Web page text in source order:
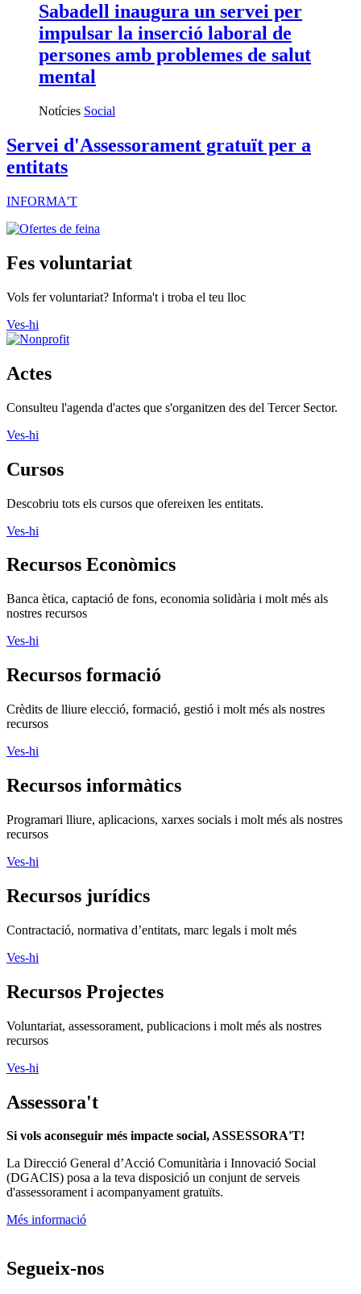
Sabadell inaugura un servei per
impulsar la inserció laboral de
persones amb problemes de salut
mental
Notícies Social
Servei d'Assessorament gratuït per a
entitats
INFORMA'T
Fes voluntariat
Vols fer voluntariat? Informa't i troba el teu lloc
Ves-hi
Actes
Consulteu l'agenda d'actes que s'organitzen des del Tercer Sector.
Ves-hi
Cursos
Descobriu tots els cursos que ofereixen les entitats.
Ves-hi
Recursos Econòmics
Banca ètica, captació de fons, economia solidària i molt més als
nostres recursos
Ves-hi
Recursos formació
Crèdits de lliure elecció, formació, gestió i molt més als nostres
recursos
Ves-hi
Recursos informàtics
Programari lliure, aplicacions, xarxes socials i molt més als nostres
recursos
Ves-hi
Recursos jurídics
Contractació, normativa d’entitats, marc legals i molt més
Ves-hi
Recursos Projectes
Voluntariat, assessorament, publicacions i molt més als nostres
recursos
Ves-hi
Assessora't
Si vols aconseguir més impacte social, ASSESSORA'T!
La Direcció General d’Acció Comunitària i Innovació Social
(DGACIS) posa a la teva disposició un conjunt de serveis
d'assessorament i acompanyament gratuïts.
Més informació
Segueix-nos